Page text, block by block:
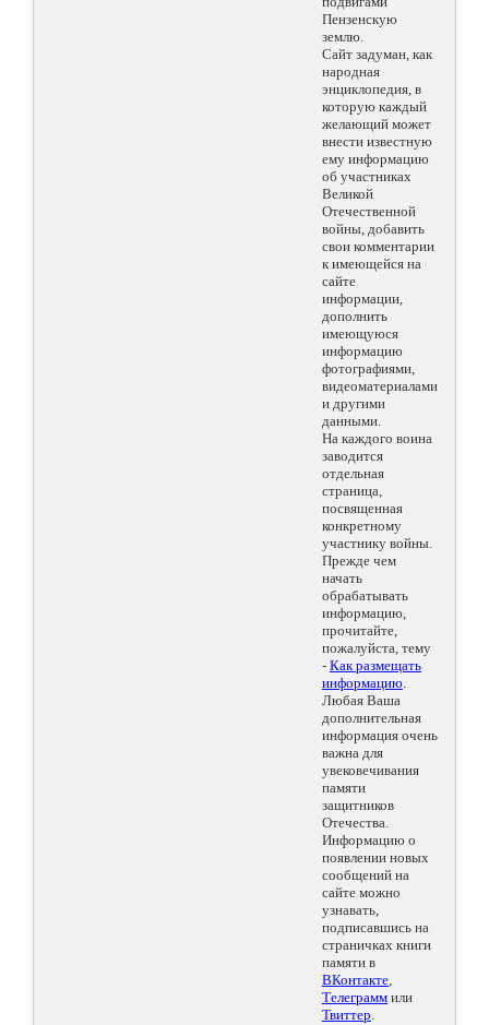
Пензенскую
землю.
Сайт задуман, как
народная
энциклопедия, в
которую каждый
желающий может
внести известную
ему информацию
об участниках
Великой
Отечественной
войны, добавить
свои комментарии
к имеющейся на
сайте
информации,
дополнить
имеющуюся
информацию
фотографиями,
видеоматериалами
и другими
данными.
На каждого воина
заводится
отдельная
страница,
посвященная
конкретному
участнику войны.
Прежде чем
начать
обрабатывать
информацию,
прочитайте,
пожалуйста, тему
- Как размещать
информацию.
Любая Ваша
дополнительная
информация очень
важна для
увековечивания
памяти
защитников
Отечества.
Информацию о
появлении новых
сообщений на
сайте можно
узнавать,
подписавшись на
страничках книги
памяти в
ВКонтакте,
Телеграмм или
Твиттер.